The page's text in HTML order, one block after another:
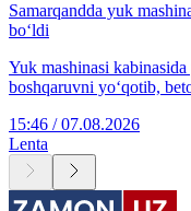
Samarqandda yuk
bo‘ldi
Yuk mashinasi
boshqaruvni yo‘qotib,
15:46 / 07.08.2026
Lenta